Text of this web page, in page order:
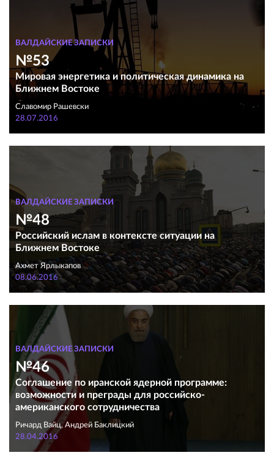
ВАЛДАЙСКИЕ ЗАПИСКИ
№53
Мировая энергетика и политическая динамика на
Ближнем Востоке
Славомир Рашевски
28.07.2016
ВАЛДАЙСКИЕ ЗАПИСКИ
№48
Российский ислам в контексте ситуации на
Ближнем Востоке
Ахмет Ярлыкапов
08.06.2016
ВАЛДАЙСКИЕ ЗАПИСКИ
№46
Соглашение по иранской ядерной программе:
возможности и преграды для российско-
американского сотрудничества
Ричард Вайц, Андрей Баклицкий
28.04.2016